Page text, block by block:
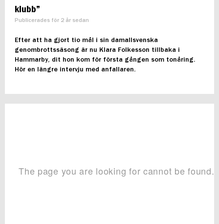
klubb”
Publicerades för 2 år sedan
Efter att ha gjort tio mål i sin damallsvenska
genombrottssäsong är nu Klara Folkesson tillbaka i
Hammarby, dit hon kom för första gången som tonåring.
Hör en längre intervju med anfallaren.